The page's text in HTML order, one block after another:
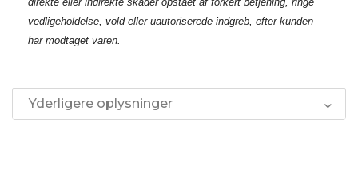
vedligeholdelse, vold eller uautoriserede indgreb, efter kunden
har modtaget varen.
Yderligere oplysninger